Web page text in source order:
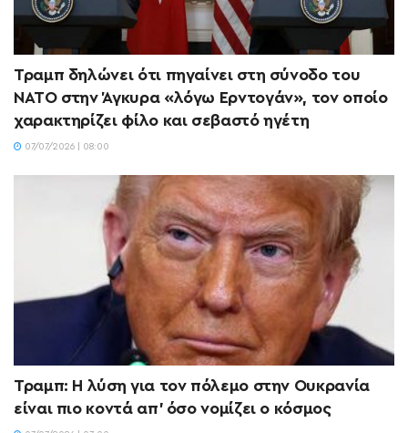
Τραμπ δηλώνει ότι πηγαίνει στη σύνοδο του
ΝΑΤΟ στην Άγκυρα «λόγω Ερντογάν», τον οποίο
χαρακτηρίζει φίλο και σεβαστό ηγέτη
07/07/2026 | 08:00
Τραμπ: Η λύση για τον πόλεμο στην Ουκρανία
είναι πιο κοντά απ’ όσο νομίζει ο κόσμος